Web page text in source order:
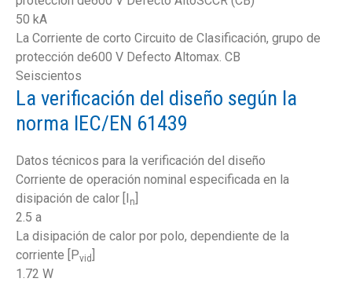
50 kA
La Corriente de corto Circuito de Clasificación, grupo de
protección de600 V Defecto Altomax. CB
Seiscientos
La verificación del diseño según la
norma IEC/EN 61439
Datos técnicos para la verificación del diseño
Corriente de operación nominal especificada en la
disipación de calor [I
n
2.5 a
La disipación de calor por polo, dependiente de la
corriente [Pvid
1.72 W